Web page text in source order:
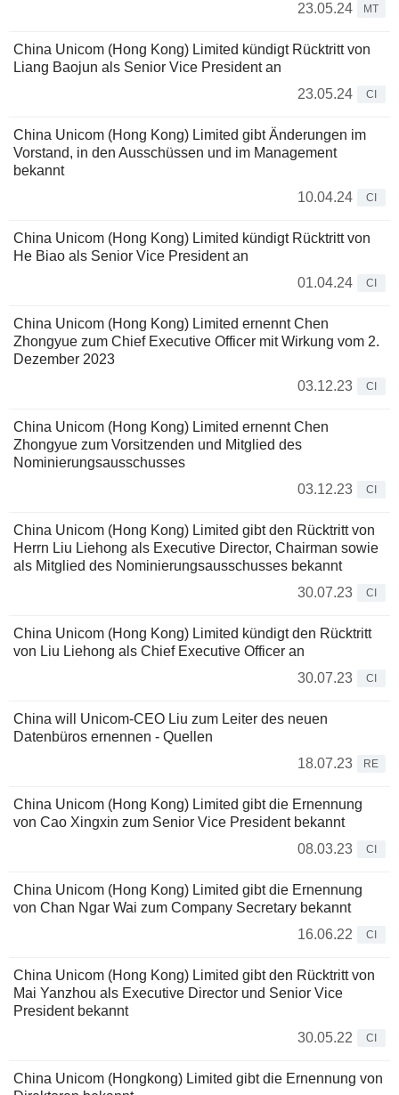
23.05.24 MT
China Unicom (Hong Kong) Limited kündigt Rücktritt von
Liang Baojun als Senior Vice President an
23.05.24
CI
China Unicom (Hong Kong) Limited gibt Änderungen im
Vorstand, in den Ausschüssen und im Management
bekannt
10.04.24
CI
China Unicom (Hong Kong) Limited kündigt Rücktritt von
He Biao als Senior Vice President an
01.04.24
CI
China Unicom (Hong Kong) Limited ernennt Chen
Zhongyue zum Chief Executive Officer mit Wirkung vom 2.
Dezember 2023
03.12.23
CI
China Unicom (Hong Kong) Limited ernennt Chen
Zhongyue zum Vorsitzenden und Mitglied des
Nominierungsausschusses
03.12.23
CI
China Unicom (Hong Kong) Limited gibt den Rücktritt von
Herrn Liu Liehong als Executive Director, Chairman sowie
als Mitglied des Nominierungsausschusses bekannt
30.07.23
CI
China Unicom (Hong Kong) Limited kündigt den Rücktritt
von Liu Liehong als Chief Executive Officer an
30.07.23
CI
China will Unicom-CEO Liu zum Leiter des neuen
Datenbüros ernennen - Quellen
18.07.23
RE
China Unicom (Hong Kong) Limited gibt die Ernennung
von Cao Xingxin zum Senior Vice President bekannt
08.03.23
CI
China Unicom (Hong Kong) Limited gibt die Ernennung
von Chan Ngar Wai zum Company Secretary bekannt
16.06.22
CI
China Unicom (Hong Kong) Limited gibt den Rücktritt von
Mai Yanzhou als Executive Director und Senior Vice
President bekannt
30.05.22
CI
China Unicom (Hongkong) Limited gibt die Ernennung von